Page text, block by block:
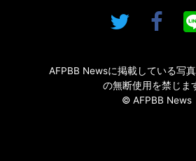
AFPBB Newsに掲載している写
の無断使用を禁じま
© AFPBB News